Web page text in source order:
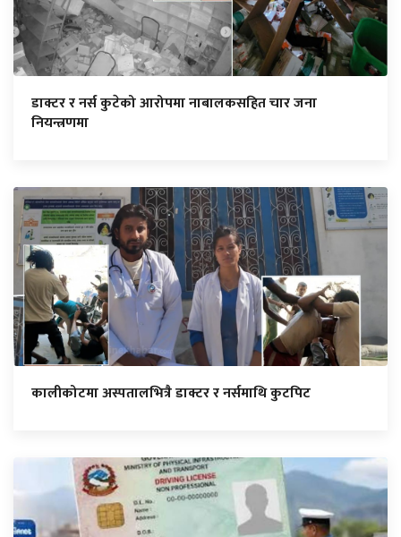
डाक्टर र नर्स कुटेको आरोपमा नाबालकसहित चार जना
नियन्त्रणमा
कालीकोटमा अस्पतालभित्रै डाक्टर र नर्समाथि कुटपिट